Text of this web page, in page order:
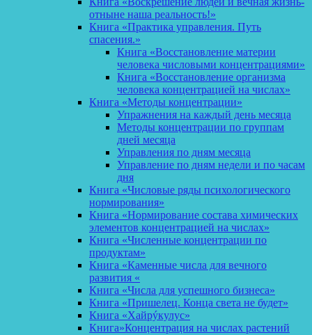
отныне наша реальность!»
Книга «Практика управления. Путь
спасения.»
Книга «Восстановление материи
человека числовыми концентрациями»
Книга «Восстановление организма
человека концентрацией на числах»
Книга «Методы концентрации»
Упражнения на каждый день месяца
Методы концентрации по группам
дней месяца
Управления по дням месяца
Управление по дням недели и по часам
дня
Книга «Числовые ряды психологического
нормирования»
Книга «Нормирование состава химических
элементов концентрацией на числах»
Книга «Численные концентрации по
продуктам»
Книга «Каменные числа для вечного
развития «
Книга «Числа для успешного бизнеса»
Книга «Пришелец. Конца света не будет»
Книга «Хайрýкулус»
Книга»Концентрация на числах растений